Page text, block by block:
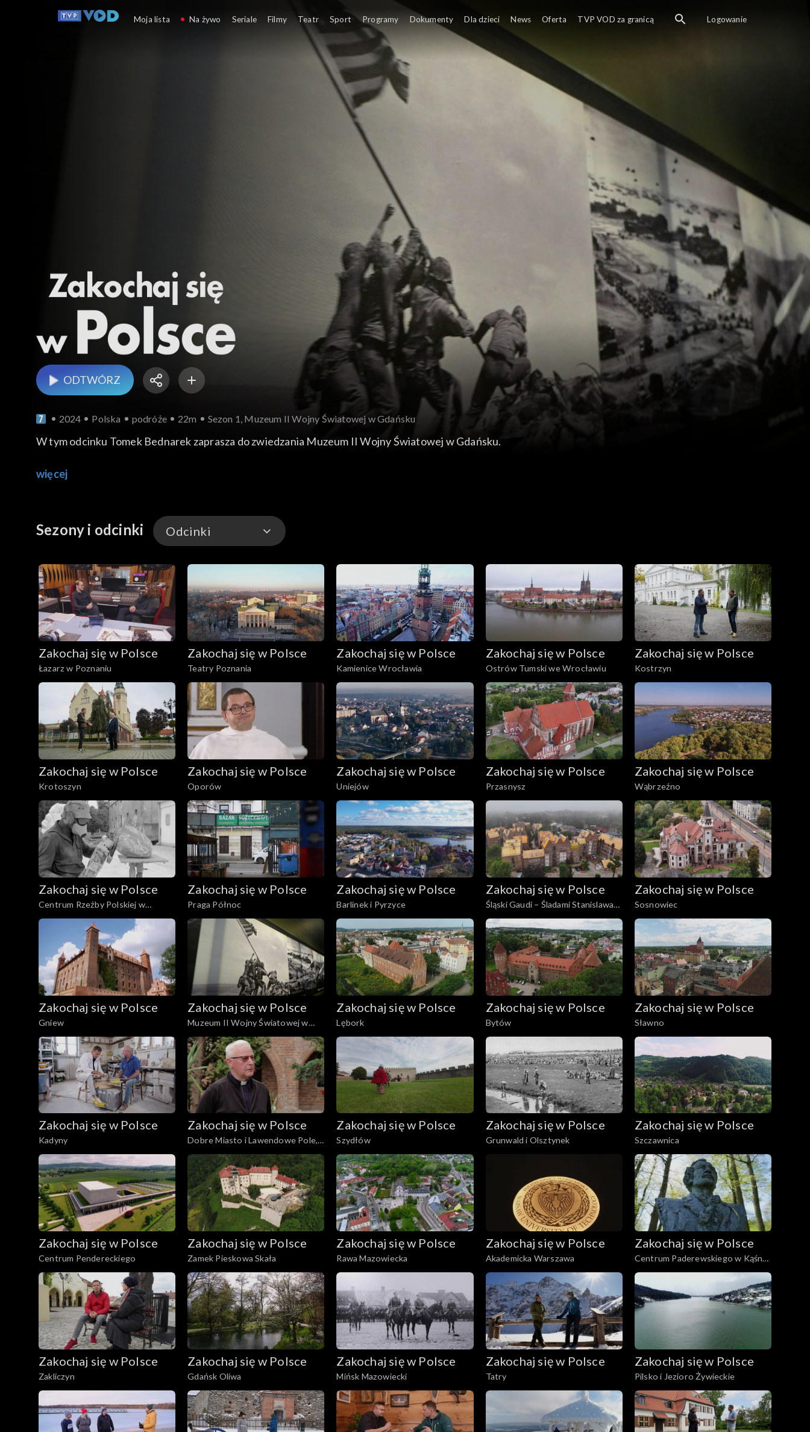
ODTWÓRZ
2024 Polska podróże 22m Sezon 1, Muzeum II Wojny Światowej w Gdańsku
W tym odcinku Tomek Bednarek zaprasza do zwiedzania Muzeum II Wojny Światowej w Gdańsku.
więcej
Sezony i odcinki Odcinki
Odcinki
Zakochaj się w Polsce
Łazarz w Poznaniu
Zakochaj się w Polsce
Teatry Poznania
Zakochaj się w Polsce
Kamienice Wrocławia
Zakochaj się w Polsce
Ostrów Tumski we Wrocławiu
Zakochaj się w Polsce
Kostrzyn
Zakochaj się w Polsce
Krotoszyn
Zakochaj się w Polsce
Oporów
Zakochaj się w Polsce
Uniejów
Zakochaj się w Polsce
Przasnysz
Zakochaj się w Polsce
Wąbrzeźno
Zakochaj się w Polsce
Centrum Rzeźby Polskiej w
Orońsku
Zakochaj się w Polsce
Praga Północ
Zakochaj się w Polsce
Barlinek i Pyrzyce
Zakochaj się w Polsce
Śląski Gaudi – Śladami Stanislawa
Niemczyka
Zakochaj się w Polsce
Sosnowiec
Zakochaj się w Polsce
Gniew
Zakochaj się w Polsce
Muzeum II Wojny Światowej w
Gdańsku
Zakochaj się w Polsce
Lębork
Zakochaj się w Polsce
Bytów
Zakochaj się w Polsce
Sławno
Zakochaj się w Polsce
Kadyny
Zakochaj się w Polsce
Dobre Miasto i Lawendowe Pole,
Warmia
Zakochaj się w Polsce
Szydłów
Zakochaj się w Polsce
Grunwald i Olsztynek
Zakochaj się w Polsce
Szczawnica
Zakochaj się w Polsce
Centrum Pendereckiego
Zakochaj się w Polsce
Zamek Pieskowa Skała
Zakochaj się w Polsce
Rawa Mazowiecka
Zakochaj się w Polsce
Akademicka Warszawa
Zakochaj się w Polsce
Centrum Paderewskiego w Kąśnej
Dolnej i Ciężkowice
Zakochaj się w Polsce
Zakliczyn
Zakochaj się w Polsce
Gdańsk Oliwa
Zakochaj się w Polsce
Mińsk Mazowiecki
Zakochaj się w Polsce
Tatry
Zakochaj się w Polsce
Pilsko i Jezioro Żywieckie
Moja lista Na żywo Seriale Filmy Teatr Sport Programy Dokumenty Dla dzieci News Oferta TVP VOD za granicą Logowanie